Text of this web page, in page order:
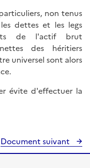
non tenus
dettes et les legs
de l'actif brut
des héritiers
universel sont alors
évite d'effectuer la
Document suivant